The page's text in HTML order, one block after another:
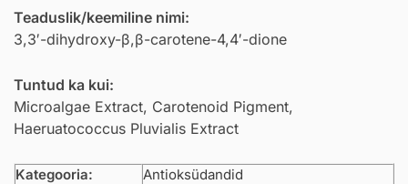
Teaduslik/keemiline nimi:
3,3′-dihydroxy-β,β-carotene-4,4′-dione
Tuntud ka kui:
Microalgae Extract, Carotenoid Pigment,
Haeruatococcus Pluvialis Extract
Kategooria:
Antioksüdandid